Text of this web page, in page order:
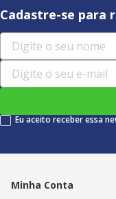
Cadastre-se para
Eu aceito receber essa
Minha Conta